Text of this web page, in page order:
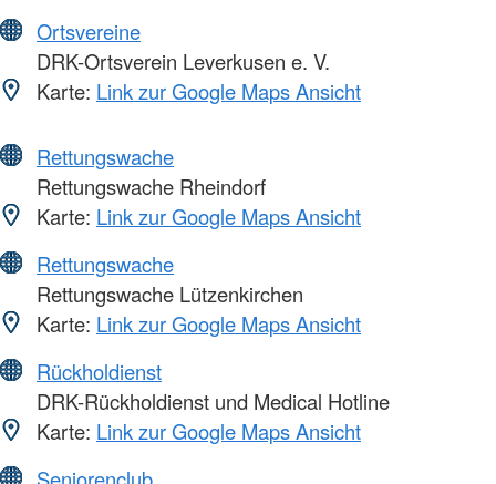
Ortsvereine
DRK-Ortsverein Leverkusen e. V.
Karte: Link zur Google Maps Ansicht
Rettungswache
Rettungswache Rheindorf
Karte: Link zur Google Maps Ansicht
Rettungswache
Rettungswache Lützenkirchen
Karte: Link zur Google Maps Ansicht
Rückholdienst
DRK-Rückholdienst und Medical Hotline
Karte: Link zur Google Maps Ansicht